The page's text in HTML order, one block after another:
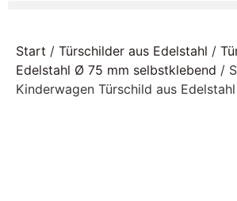
Start / Türschilder aus Edelstahl /
Edelstahl Ø 75 mm selbstklebend /
Kinderwagen Türschild aus